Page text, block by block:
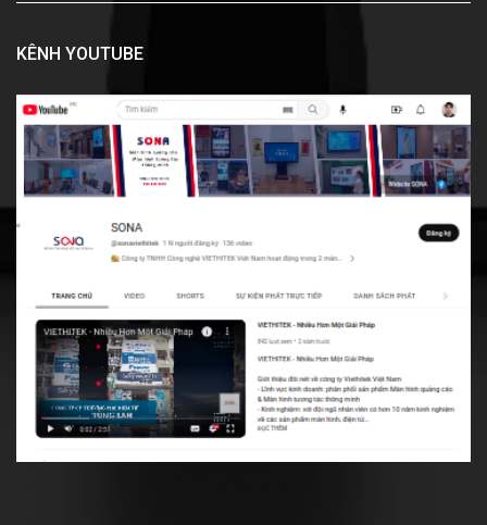
KÊNH YOUTUBE